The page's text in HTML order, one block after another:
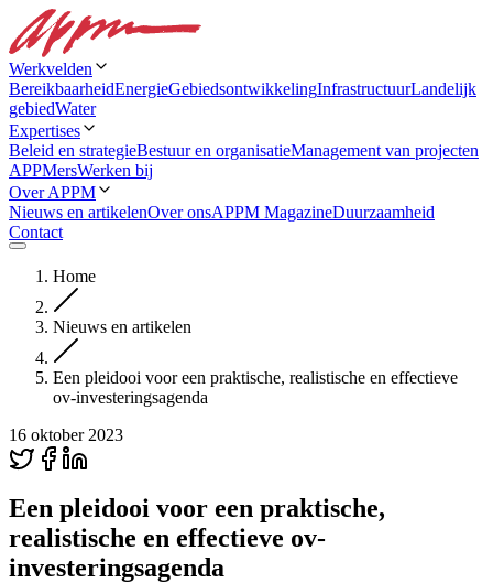
Werkvelden
BereikbaarheidEnergieGebiedsontwikkelingInfrastructuurLandelijk
gebiedWater
Expertises
Beleid en strategieBestuur en organisatieManagement van projecten
APPMersWerken bij
Over APPM
Nieuws en artikelenOver onsAPPM MagazineDuurzaamheid
Contact
Home
Nieuws en artikelen
Een pleidooi voor een praktische, realistische en effectieve
ov-investeringsagenda
16 oktober 2023
Een pleidooi voor een praktische,
realistische en effectieve ov-
investeringsagenda